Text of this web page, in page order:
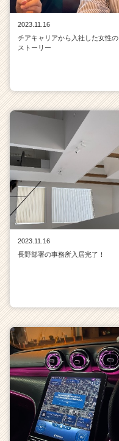
2023.11.16
チアキャリアから入社した女性の
ストーリー
2023.11.16
長野部署の事務所入居完了！